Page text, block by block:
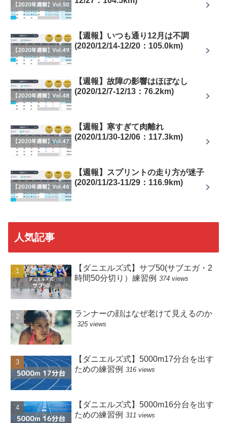
【週報】いつも通り12月は不調
(2020/12/14-12/20：105.0km)
【週報】故障の影響はほぼなし
(2020/12/7-12/13：76.2km)
【週報】寒すぎて肉離れ
(2020/11/30-12/06：117.3km)
【週報】スプリントの走り方が迷子
(2020/11/23-11/29：116.9km)
人気記事
【ダニエルズ式】サブ50(サブエガ・2
時間50分切り）練習例 374 views
ランナーの顔はなぜ老けて見えるのか
325 views
【ダニエルズ式】5000m17分台を出す
ための練習例 316 views
【ダニエルズ式】5000m16分台を出す
ための練習例 311 views